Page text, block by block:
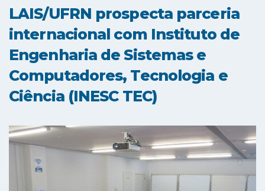
LAIS/UFRN prospecta parceria
internacional com Instituto de
Engenharia de Sistemas e
Computadores, Tecnologia e
Ciência (INESC TEC)